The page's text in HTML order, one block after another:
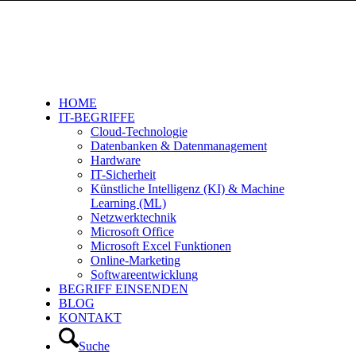
HOME
IT-BEGRIFFE
Cloud-Technologie
Datenbanken & Datenmanagement
Hardware
IT-Sicherheit
Künstliche Intelligenz (KI) & Machine
Learning (ML)
Netzwerktechnik
Microsoft Office
Microsoft Excel Funktionen
Online-Marketing
Softwareentwicklung
BEGRIFF EINSENDEN
BLOG
KONTAKT
Suche